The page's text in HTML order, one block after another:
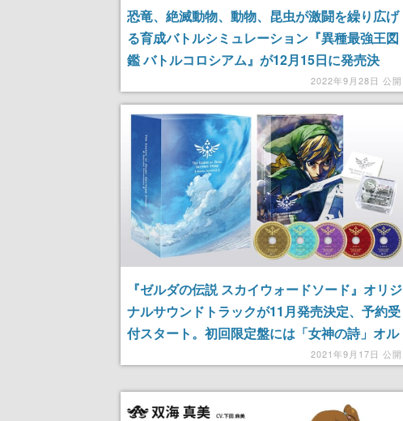
恐竜、絶滅動物、動物、昆虫が激闘を繰り広げ
る育成バトルシミュレーション『異種最強王図
鑑 バトルコロシアム』が12月15日に発売決
定。学研の人気書籍「最強王図鑑」をもとにし
たバトルトーナメント
2022年9月28日 公開
『ゼルダの伝説 スカイウォードソード』オリジ
ナルサウンドトラックが11月発売決定、予約受
付スタート。初回限定盤には「女神の詩」オル
2021年9月17日 公開